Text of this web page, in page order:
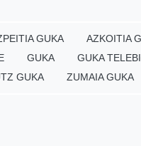
GUKA AZKOITIA
GUKA GUKA
GUKA ZUMAIA GUKA